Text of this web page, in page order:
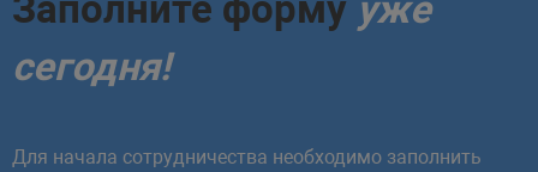
сегодня!
Для начала сотрудничества необходимо заполнить